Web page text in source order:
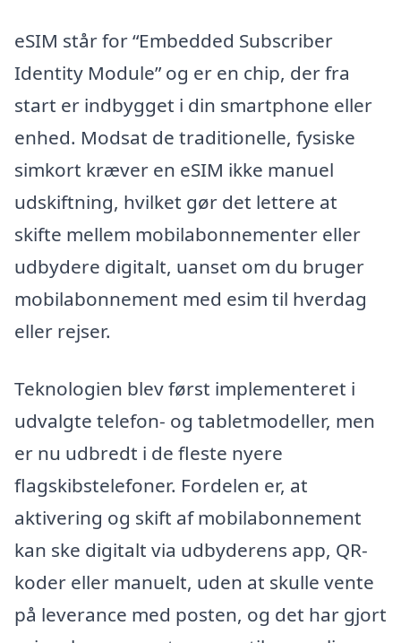
eSIM står for “Embedded Subscriber
Identity Module” og er en chip, der fra
start er indbygget i din smartphone eller
enhed. Modsat de traditionelle, fysiske
simkort kræver en eSIM ikke manuel
udskiftning, hvilket gør det lettere at
skifte mellem mobilabonnementer eller
udbydere digitalt, uanset om du bruger
mobilabonnement med esim til hverdag
eller rejser.
Teknologien blev først implementeret i
udvalgte telefon- og tabletmodeller, men
er nu udbredt i de fleste nyere
flagskibstelefoner. Fordelen er, at
aktivering og skift af mobilabonnement
kan ske digitalt via udbyderens app, QR-
koder eller manuelt, uden at skulle vente
på leverance med posten, og det har gjort